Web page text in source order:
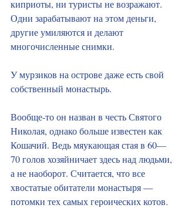
киприоты, ни туристы не возражают.
Одни зарабатывают на этом деньги,
другие умиляются и делают
многочисленные снимки.
У мурзиков на острове даже есть свой
собственный монастырь.
Вообще‑то он назван в честь Святого
Николая, однако больше известен как
Кошачий. Ведь мяукающая стая в 60—
70 голов хозяйничает здесь над людьми,
а не наоборот. Считается, что все
хвостатые обитатели монастыря —
потомки тех самых героических котов.